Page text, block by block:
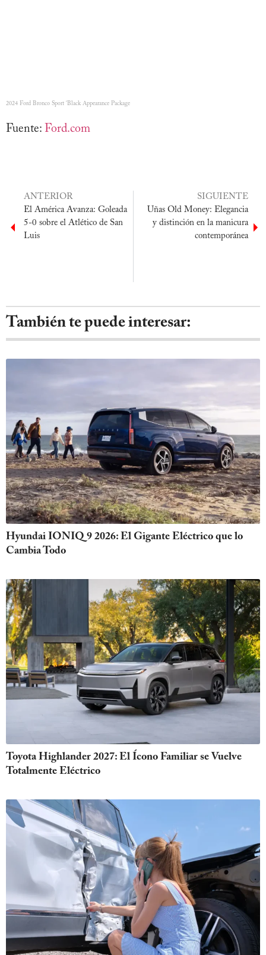
2024 Ford Bronco Sport ‘Black Appearance Package
Fuente: Ford.com
ANTERIOR
El América Avanza: Goleada
5-0 sobre el Atlético de San
Luis
SIGUIENTE
Uñas Old Money: Elegancia
y distinción en la manicura
contemporánea
También te puede interesar:
Hyundai IONIQ 9 2026: El Gigante Eléctrico que lo
Cambia Todo
Toyota Highlander 2027: El Ícono Familiar se Vuelve
Totalmente Eléctrico